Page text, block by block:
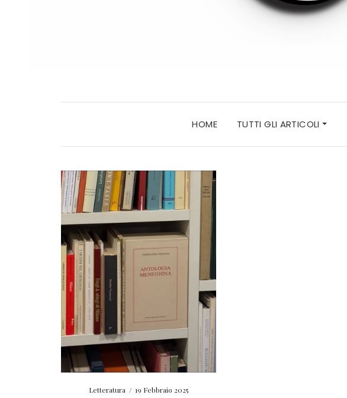
HOME TUTTI GLI ARTICOLI
Letteratura / 19 Febbraio 2025